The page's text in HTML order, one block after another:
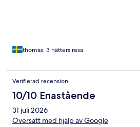
thomas, 3 nätters resa
Verifierad recension
10/10 Enastående
31 juli 2026
Översätt med hjälp av Google